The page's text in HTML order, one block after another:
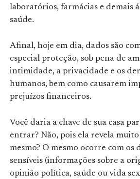
laboratórios, farmácias e demais
saúde.
Afinal, hoje em dia, dados são
especial proteção, sob pena de
intimidade, a privacidade e os
humanos, bem como causarem
prejuízos financeiros.
Você daria a chave de sua casa
entrar? Não, pois ela revela muito
mesmo? O mesmo ocorre com os
sensíveis (informações sobre a
opinião política, saúde ou vida